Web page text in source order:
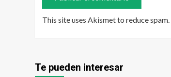
This site uses Akismet to reduce spam.
Te pueden interesar